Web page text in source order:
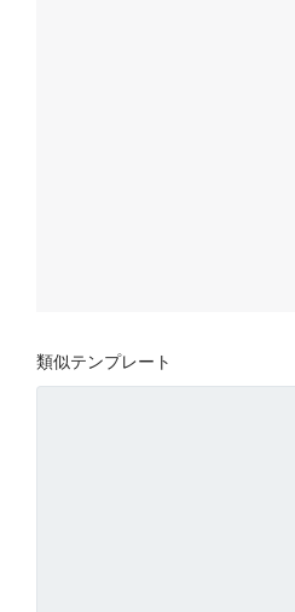
類似テンプレート